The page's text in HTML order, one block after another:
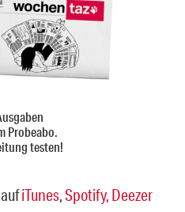
Probeabo.
testen!
iTunes,Spotify, Deezer